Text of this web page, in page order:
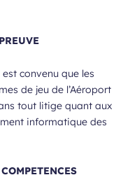
convenu que les
de jeu de l’Aéroport
tout litige quant aux
informatique des